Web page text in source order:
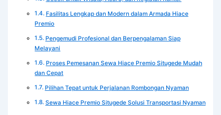
Fasilitas Lengkap dan Modern dalam Armada Hiace
Premio
Pengemudi Profesional dan Berpengalaman Siap
Melayani
Proses Pemesanan Sewa Hiace Premio Situgede Mudah
dan Cepat
Pilihan Tepat untuk Perjalanan Rombongan Nyaman
Sewa Hiace Premio Situgede Solusi Transportasi Nyaman